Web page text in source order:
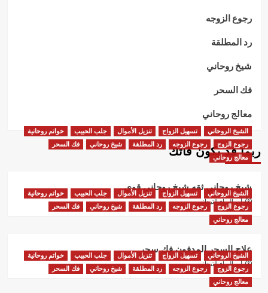
رجوع الزوجه
رد المطلقة
شيخ روحاني
فك السحر
معالج روحاني
ربما قد يكون فاتك
الشيخ الروحاني تسهيل الزواج تنزيل الأموال جلب الحبيب
خواتم روحانية
رجوع الزوج
رجوع الزوجه رد المطلقة شيخ روحاني
فك السحر
معالج روحاني
شيخ روحاني ثقه شيخ روحاني قوي
أبو البراء التيجاني
الشيخ الروحاني تسهيل الزواج تنزيل الأموال جلب الحبيب
خواتم روحانية
رجوع الزوج
رجوع الزوجه رد المطلقة شيخ روحاني
فك السحر
معالج روحاني
علاج السحر المدفون فك سحر
أبو البراء التيجاني
الشيخ الروحاني تسهيل الزواج تنزيل الأموال جلب الحبيب
خواتم روحانية
رجوع الزوج
رجوع الزوجه رد المطلقة شيخ روحاني
فك السحر
معالج روحاني